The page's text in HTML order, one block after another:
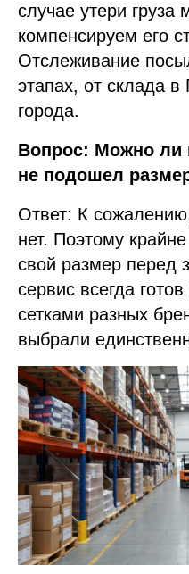
случае утери груза
компенсируем его
Отслеживание
этапах, от склада
города.
Вопрос: Можно ли
не подошел
Ответ: К
нет. Поэтому
свой размер перед
сервис всегда
сетками разных
выбрали